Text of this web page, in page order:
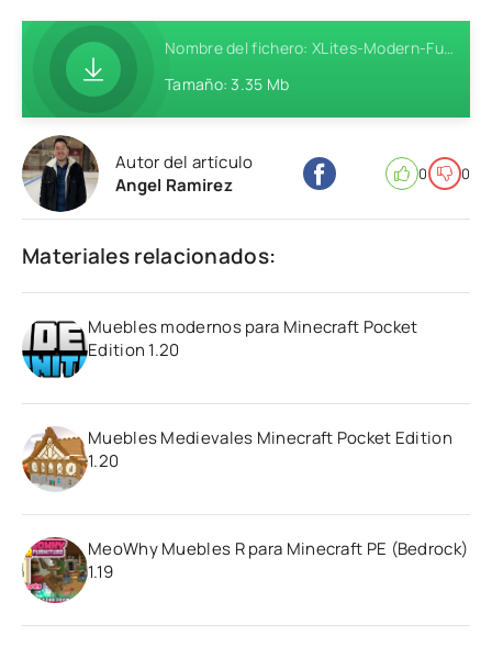
Nombre del fichero: XLites-Modern-Furniture-MCPE-Behavior-1.20.zip
Tamaño: 3.35 Mb
Autor del artículo
Angel Ramirez
0 0
Materiales relacionados:
Muebles modernos para Minecraft Pocket
Edition 1.20
Muebles Medievales Minecraft Pocket Edition
1.20
MeoWhy Muebles R para Minecraft PE (Bedrock)
1.19